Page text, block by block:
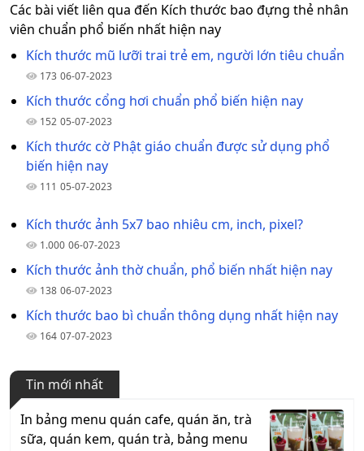
Các bài viết liên qua đến Kích thước bao đựng thẻ nhân
viên chuẩn phổ biến nhất hiện nay
Kích thước mũ lưỡi trai trẻ em, người lớn tiêu chuẩn
173 06-07-2023
Kích thước cổng hơi chuẩn phổ biến hiện nay
152 05-07-2023
Kích thước cờ Phật giáo chuẩn được sử dụng phổ
biến hiện nay
111 05-07-2023
Kích thước ảnh 5x7 bao nhiêu cm, inch, pixel?
1.000 06-07-2023
Kích thước ảnh thờ chuẩn, phổ biến nhất hiện nay
138 06-07-2023
Kích thước bao bì chuẩn thông dụng nhất hiện nay
164 07-07-2023
Tin mới nhất
In bảng menu quán cafe, quán ăn, trà
sữa, quán kem, quán trà, bảng menu